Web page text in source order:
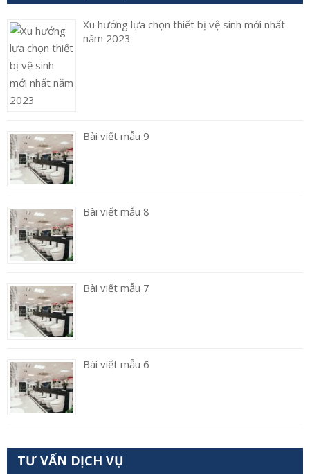
Xu hướng lựa chọn thiết bị vệ sinh mới nhất
năm 2023
Bài viết mẫu 9
Bài viết mẫu 8
Bài viết mẫu 7
Bài viết mẫu 6
TƯ VẤN DỊCH VỤ